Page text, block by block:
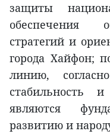
защиты
обеспечения
стратегий и
города Хайфон;
линию,
стабильность
являются
развитию и